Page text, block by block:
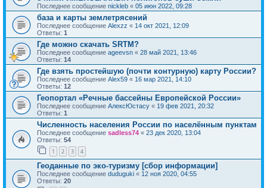
Последнее сообщение nickleb « 05 июн 2022, 09:28
база и карты землетрясений
Последнее сообщение Alexzz « 14 окт 2021, 12:09
Ответы: 1
Где можно скачать SRTM?
Последнее сообщение ageevsn « 28 май 2021, 13:46
Ответы: 14
Где взять простейшую (почти контурную) карту России?
Последнее сообщение Alex59 « 16 мар 2021, 14:10
Ответы: 12
Геопортал «Речные бассейны Европейской России»
Последнее сообщение АлексЮстасу « 19 фев 2021, 20:32
Ответы: 1
Численность населения России по населённым пунктам
Последнее сообщение sadless74 « 23 дек 2020, 13:04
Ответы: 54
1 2 3 4
Геоданные по эко-туризму [сбор информации]
Последнее сообщение duduguki « 12 ноя 2020, 04:55
Ответы: 20